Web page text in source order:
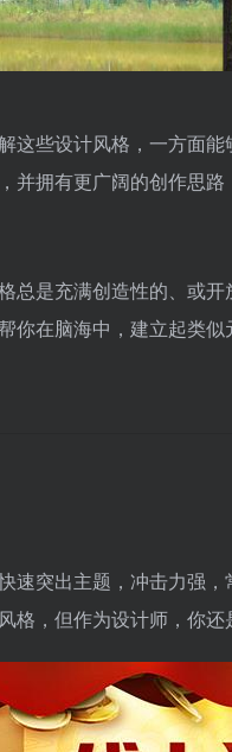
这些设计风格，一方面
拥有更广阔的创作思路
总是充满创造性的、或
你在脑海中，建立起类似
速突出主题，冲击力强
，但作为设计师，你还